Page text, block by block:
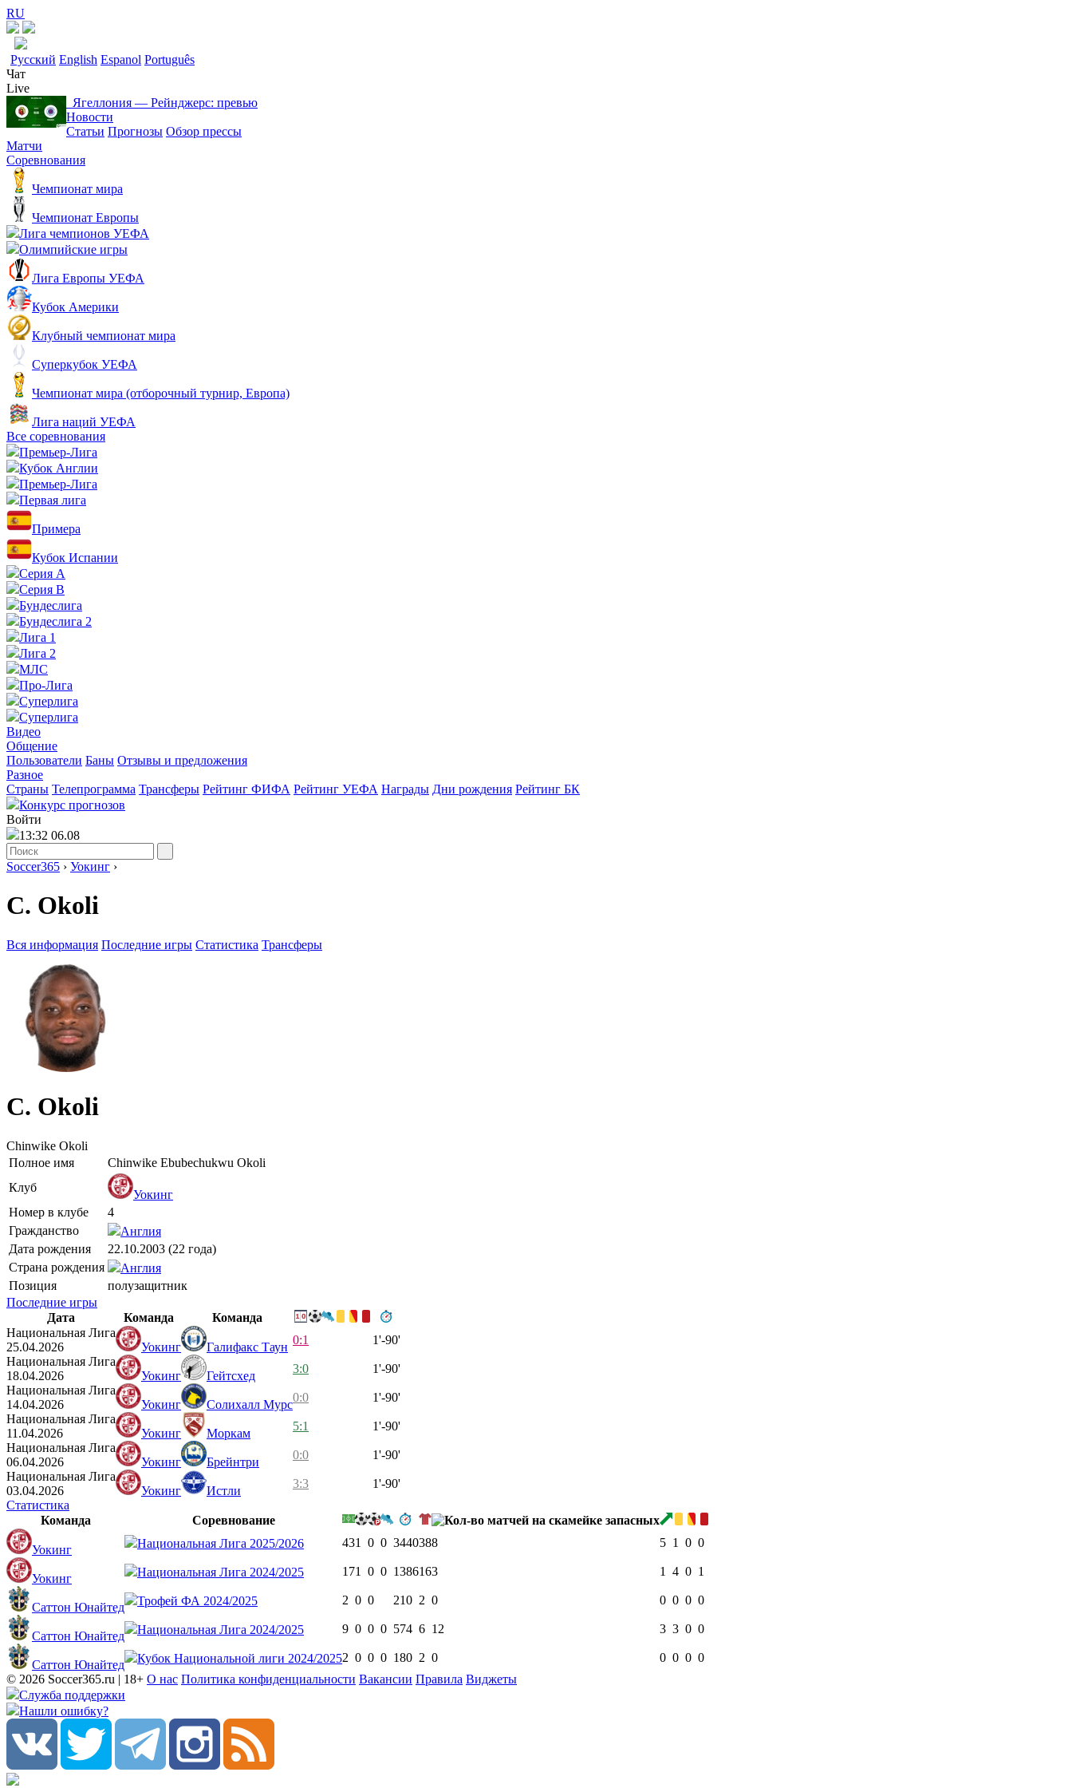
RU
Русский English Espanol Português
Чат
Live
Ягеллония ― Рейнджерс: превью
Новости
Статьи Прогнозы Обзор прессы
Матчи
Соревнования
Чемпионат мира
Чемпионат Европы
Лига чемпионов УЕФА
Олимпийские игры
Лига Европы УЕФА
Кубок Америки
Клубный чемпионат мира
Суперкубок УЕФА
Чемпионат мира (отборочный турнир, Европа)
Лига наций УЕФА
Все соревнования
Премьер-Лига
Кубок Англии
Премьер-Лига
Первая лига
Примера
Кубок Испании
Серия А
Серия B
Бундеслига
Бундеслига 2
Лига 1
Лига 2
МЛС
Про-Лига
Суперлига
Суперлига
Видео
Общение
Пользователи Баны Отзывы и предложения
Разное
Страны Телепрограмма Трансферы Рейтинг ФИФА Рейтинг УЕФА Награды Дни рождения Рейтинг БК
Конкурс прогнозов
Войти
13:32 06.08
Soccer365 › Уокинг ›
C. Okoli
Вся информация Последние игры Статистика Трансферы
C. Okoli
Chinwike Okoli
Полное имя
Chinwike Ebubechukwu Okoli
Клуб
Уокинг
Номер в клубе
4
Гражданство
Англия
Дата рождения
22.10.2003 (22 года)
Страна рождения
Англия
Позиция
полузащитник
Последние игры
Дата
Команда
Команда
Национальная Лига
25.04.2026
Уокинг Галифакс Таун
0:1
1'-90'
Национальная Лига
18.04.2026
Уокинг Гейтсхед
3:0
1'-90'
Национальная Лига
14.04.2026
Уокинг Солихалл Мурс
0:0
1'-90'
Национальная Лига
11.04.2026
Уокинг Моркам
5:1
1'-90'
Национальная Лига
06.04.2026
Уокинг Брейнтри
0:0
1'-90'
Национальная Лига
03.04.2026
Уокинг Истли
3:3
1'-90'
Статистика
Команда
Соревнование
Уокинг Национальная Лига 2025/2026 431 0 0 3440388 5 1 0 0
Уокинг Национальная Лига 2024/2025 171 0 0 1386163 1 4 0 1
Саттон Юнайтед Трофей ФА 2024/2025 2 0 0 210 2 0 0 0 0 0
Саттон Юнайтед Национальная Лига 2024/2025 9 0 0 0 574 6 12 3 3 0 0
Саттон Юнайтед Кубок Национальной лиги 2024/20252 0 0 0 180 2 0 0 0 0 0
© 2026 Soccer365.ru | 18+ О нас Политика конфиденциальности Вакансии Правила Виджеты
Служба поддержки
Нашли ошибку?